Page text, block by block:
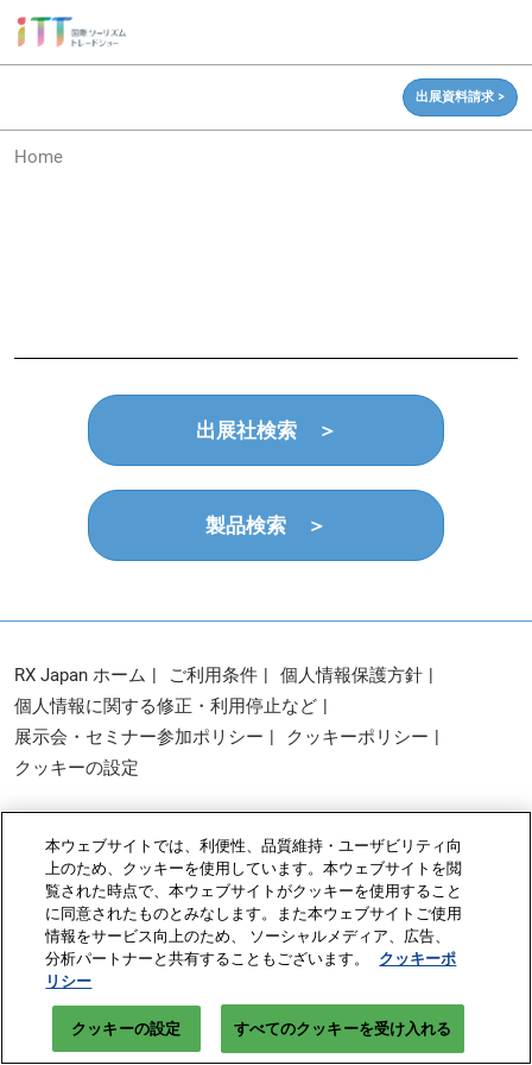
ス
キ
ッ
し
て
出展資料請求 >
Home
出展社検索 ＞
製品検索 ＞
RX Japan ホーム ご利用条件
個人情報保護方針
個人情報に関する修正・利用停止など
展示会・セミナー参加ポリシー
クッキーポリシー
クッキーの設定
Copyright © RX Japan Ltd.
本ウェブサイトでは、利便性、品質維持・ユーザビリティ向
上のため、クッキーを使用しています。本ウェブサイトを閲
覧された時点で、本ウェブサイトがクッキーを使用すること
に同意されたものとみなします。また本ウェブサイトご使用
情報をサービス向上のため、 ソーシャルメディア、広告、
分析パートナーと共有することもございます。
クッキーポ
リシー
クッキーの設定 すべてのクッキーを受け入れる